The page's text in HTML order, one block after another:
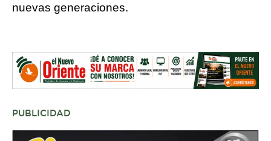
nuevas generaciones.
PUBLICIDAD